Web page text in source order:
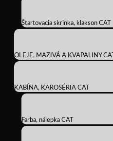
Štartovacia skrinka, klakson CAT
OLEJE, MAZIVÁ A KVAPALINY CAT
KABÍNA, KAROSÉRIA CAT
Farba, nálepka CAT